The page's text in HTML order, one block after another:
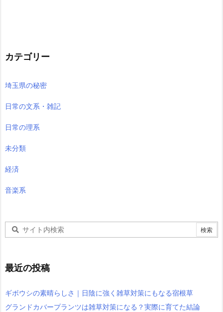
カテゴリー
埼玉県の秘密
日常の文系・雑記
日常の理系
未分類
経済
音楽系
最近の投稿
ギボウシの素晴らしさ｜日陰に強く雑草対策にもなる宿根草
グランドカバープランツは雑草対策になる？実際に育てた結論